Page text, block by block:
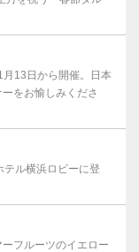
13日から開催。日本
をお愉しみくださ
テル横浜ロビーに登
フルーツのイエロー